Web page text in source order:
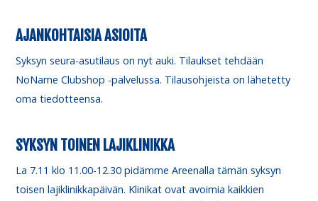
AJANKOHTAISIA ASIOITA
Syksyn seura-asutilaus on nyt auki. Tilaukset tehdään
NoName Clubshop -palvelussa. Tilausohjeista on lähetetty
oma tiedotteensa.
SYKSYN TOINEN LAJIKLINIKKA
La 7.11 klo 11.00-12.30 pidämme Areenalla tämän syksyn
toisen lajiklinikkapäivän. Klinikat ovat avoimia kaikkien